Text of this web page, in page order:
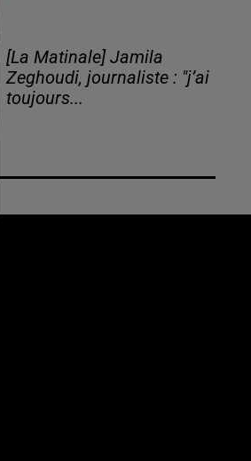
[La Matinale] Jamila
Zeghoudi, journaliste : "j’ai
toujours...